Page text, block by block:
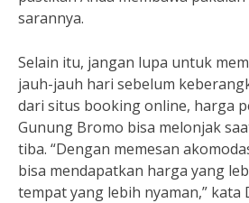
sarannya.
Selain itu, jangan lupa untuk
jauh-jauh hari sebelum
dari situs booking online, harga
Gunung Bromo bisa melonjak
tiba. “Dengan memesan
bisa mendapatkan harga yang
tempat yang lebih nyaman,” kata